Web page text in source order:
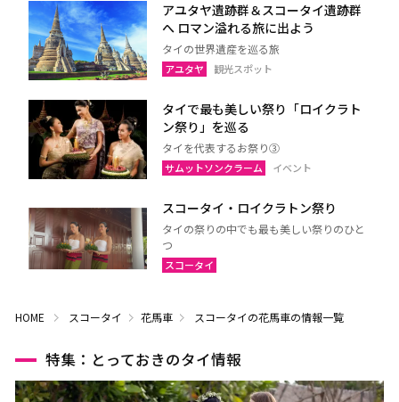
アユタヤ遺跡群＆スコータイ遺跡群
へ ロマン溢れる旅に出よう
タイの世界遺産を巡る旅
アユタヤ 観光スポット
タイで最も美しい祭り「ロイクラト
ン祭り」を巡る
タイを代表するお祭り③
サムットソンクラーム イベント
スコータイ・ロイクラトン祭り
タイの祭りの中でも最も美しい祭りのひと
つ
スコータイ
HOME スコータイ 花馬車 スコータイの花馬車の情報一覧
特集：とっておきのタイ情報